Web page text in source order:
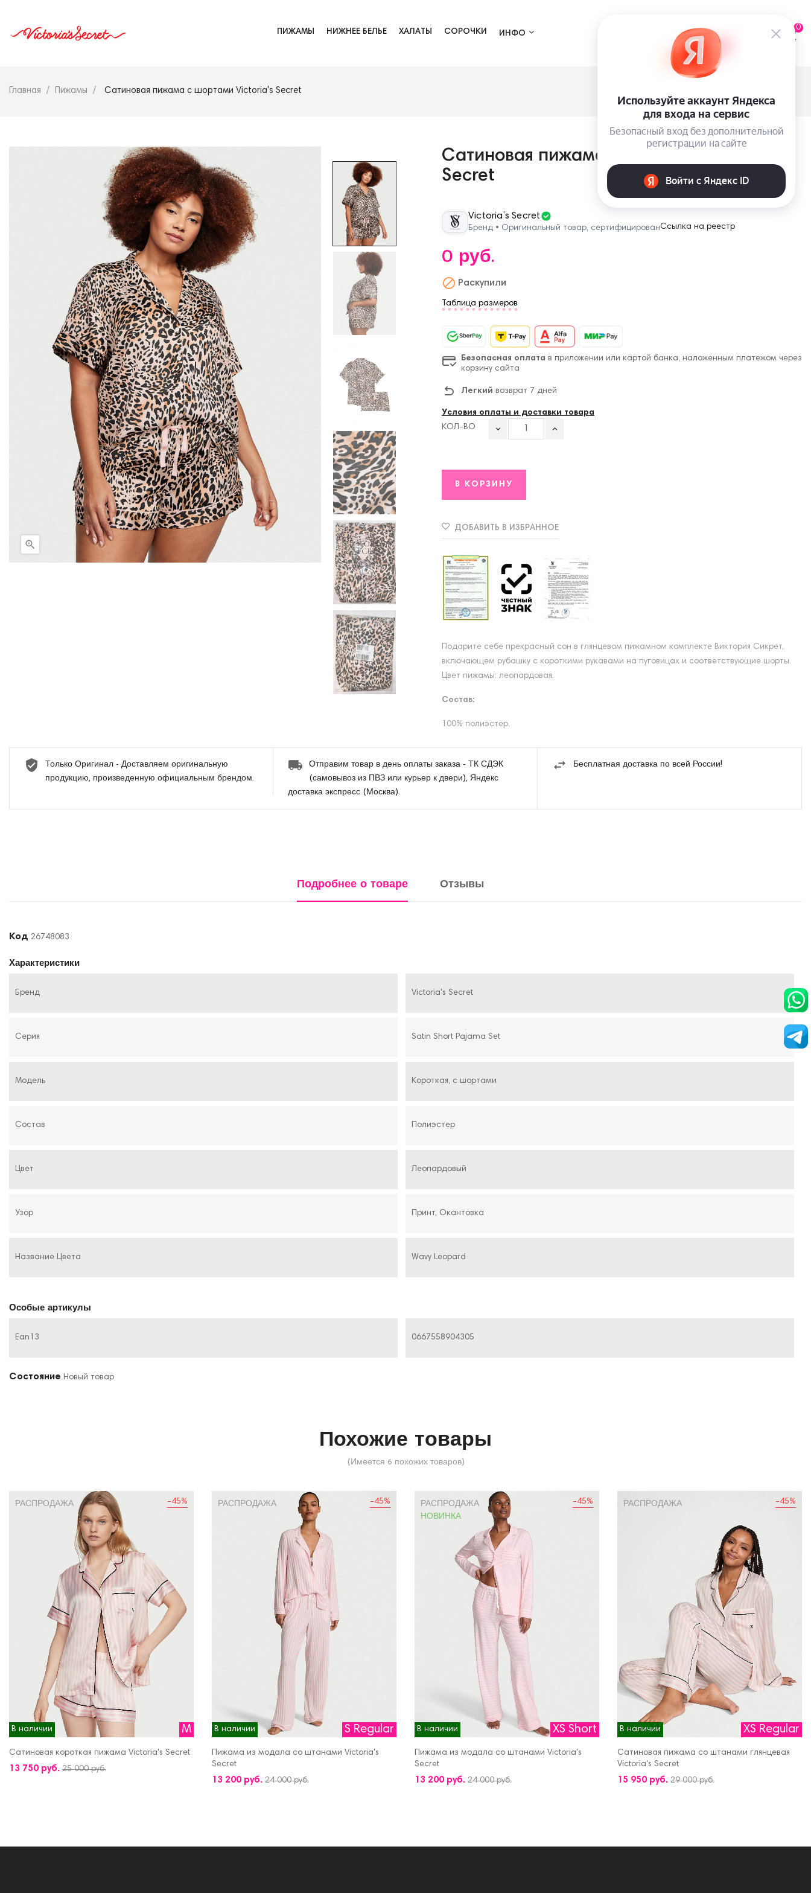
ПИЖАМЫ НИЖНЕЕ БЕЛЬЕ ХАЛАТЫ СОРОЧКИ ИНФО
0
Главная Пижамы Сатиновая пижама с шортами Victoria's Secret

Сатиновая пижама с шортами Victoria's
Secret
Victoria’s Secret
Бренд • Оригинальный товар, сертифицированСсылка на реестр
0 руб.
 Раскупили
Таблица размеров
Безопасная оплата в приложении или картой банка, наложенным платежом через
корзину сайта
Легкий возврат 7 дней
Условия оплаты и доставки товара
КОЛ-ВО
В КОРЗИНУ
ДОБАВИТЬ В ИЗБРАННОЕ
Подарите себе прекрасный сон в глянцевом пижамном комплекте Виктория Сикрет,
включающем рубашку с короткими рукавами на пуговицах и соответствующие шорты.
Цвет пижамы: леопардовая.
Состав:
100% полиэстер.
Только Оригинал - Доставляем оригинальную
продукцию, произведенную официальным брендом.
Отправим товар в день оплаты заказа - ТК СДЭК
(самовывоз из ПВЗ или курьер к двери), Яндекс
доставка экспресс (Москва).
Бесплатная доставка по всей России!
Подробнее о товаре Отзывы
Код 26748083
Характеристики
Бренд Victoria's Secret
Серия Satin Short Pajama Set
Модель Короткая, с шортами
Состав Полиэстер
Цвет Леопардовый
Узор Принт, Окантовка
Название Цвета Wavy Leopard
Особые артикулы
Ean13 0667558904305
Состояние Новый товар
Похожие товары
(Имеется 6 похожих товаров)
-45%
РАСПРОДАЖА
В наличии M
Сатиновая короткая пижама Victoria's Secret
13 750 руб. 25 000 руб.
-45%
РАСПРОДАЖА
В наличии S Regular
Пижама из модала со штанами Victoria's
Secret
13 200 руб. 24 000 руб.
-45%
РАСПРОДАЖА
НОВИНКА
В наличии XS Short
Пижама из модала со штанами Victoria's
Secret
13 200 руб. 24 000 руб.
-45%
РАСПРОДАЖА
В наличии XS Regular
Сатиновая пижама со штанами глянцевая
Victoria's Secret
15 950 руб. 29 000 руб.